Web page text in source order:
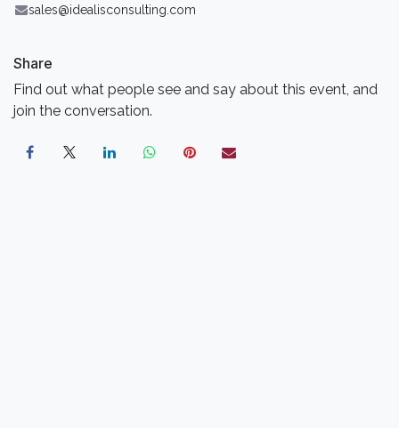
sales@idealisconsulting.com
Share
Find out what people see and say about this event, and
join the conversation.